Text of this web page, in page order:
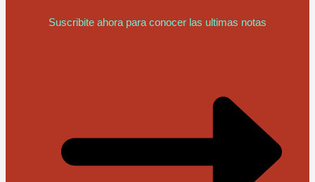
Suscribite ahora para conocer las ultimas notas